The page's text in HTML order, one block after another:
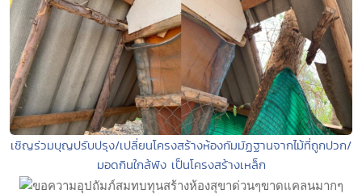
เชิญร่วมบุญปรับปรุง/เปลี่ยนโครงสร้างห้องกัมมัฏฐานจากไม้ที่ถูกปวก/
มอดกินใกล้พัง เป็นโครงสร้างเหล็ก